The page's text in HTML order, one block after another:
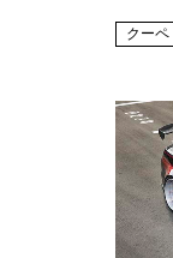
クーペ